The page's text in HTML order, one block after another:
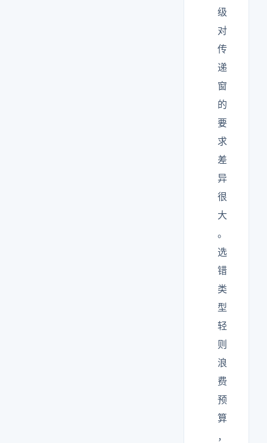
级
对
传
递
窗
的
要
求
差
异
很
大
。
选
错
类
型
轻
则
浪
费
预
算
，